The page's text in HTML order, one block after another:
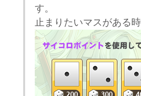
す。
止まりたいマスがある